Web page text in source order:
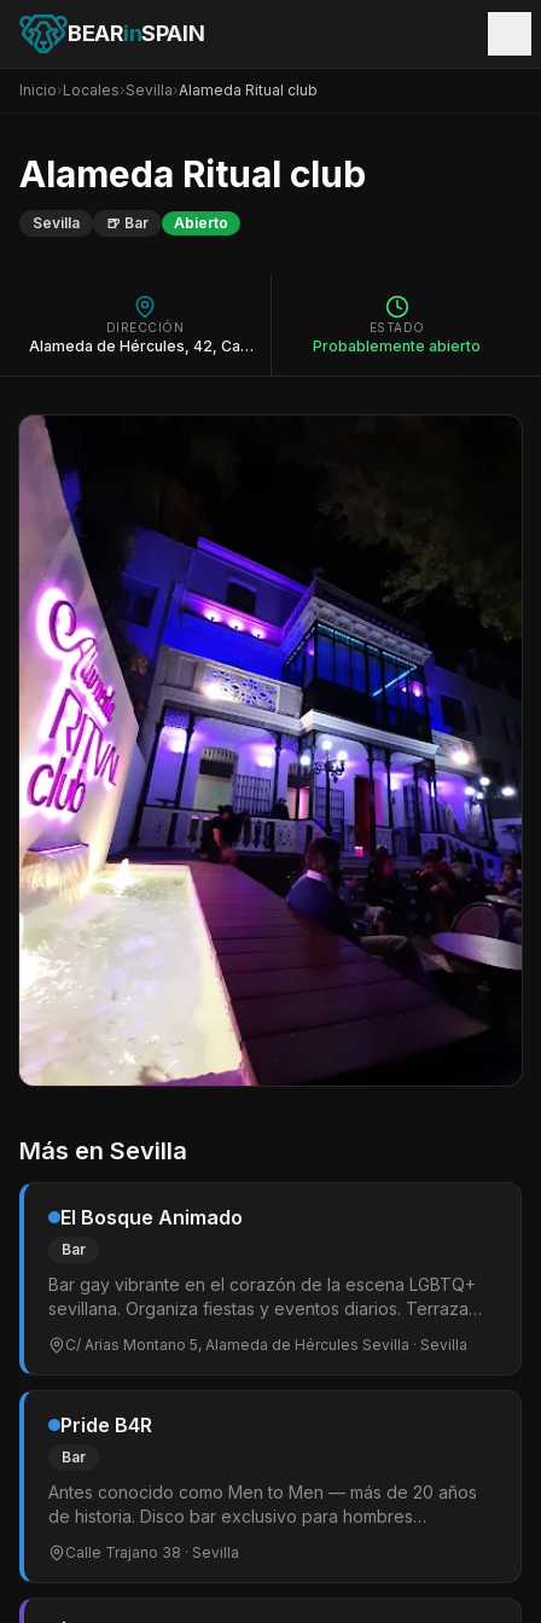
BEARinSPAIN
Inicio›Locales›Sevilla›Alameda Ritual club
Alameda Ritual club
Sevilla 🍺 Bar Abierto
DIRECCIÓN
Alameda de Hércules, 42, Casco Antiguo, 41002 Sevilla
ESTADO
Probablemente abierto
Más en Sevilla
El Bosque Animado
Bar
Bar gay vibrante en el corazón de la escena LGBTQ+
sevillana. Organiza fiestas y eventos diarios. Terraza
animada especialmente los viernes y sábados.
C/ Arias Montano 5, Alameda de Hércules Sevilla · Sevilla
Pride B4R
Bar
Antes conocido como Men to Men — más de 20 años
de historia. Disco bar exclusivo para hombres
especialmente osos. Pista de baile cabinas privadas y
shows de drag de jueves a sábado. El local bear de
referencia de Sevilla. Entreda por Delgado, 1, 41002
Calle Trajano 38 · Sevilla